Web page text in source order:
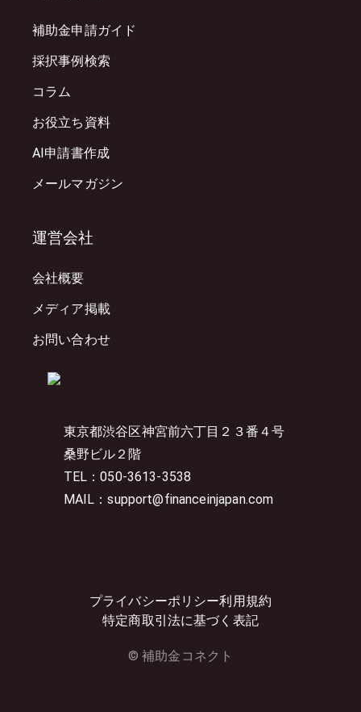
東京都渋谷区神宮前六丁目２３番４号
桑野ビル２階
TEL：050-3613-3538
MAIL：support@financeinjapan.com
プライバシーポリシー利用規約
特定商取引法に基づく表記
© 補助金コネクト
補助金申請ガイド
採択事例検索
コラム
お役立ち資料
AI申請書作成
メールマガジン
運営会社
会社概要
メディア掲載
お問い合わせ